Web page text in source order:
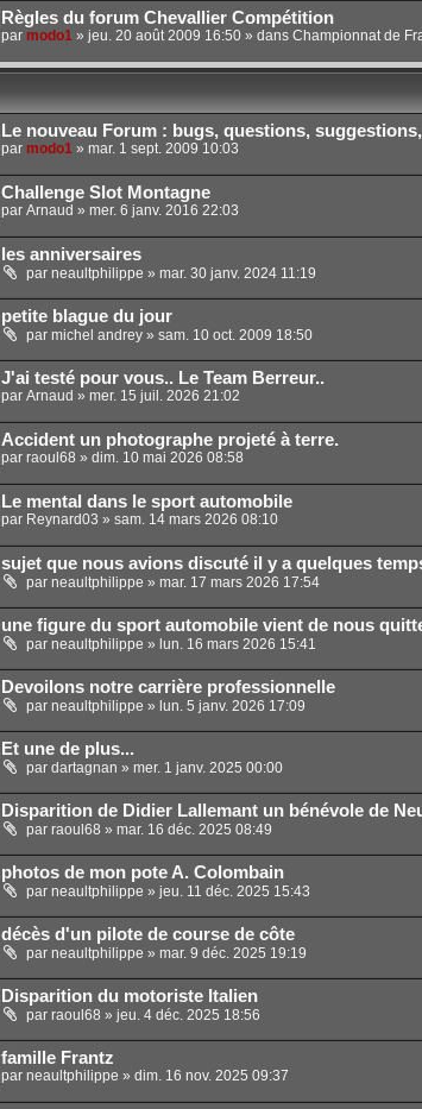
Règles du forum Chevallier Compétition
par modo1» jeu. 20 août 2009 16:50» dans Championnat de
Le nouveau Forum : bugs, questions,
par modo1» mar. 1 sept. 2009 10:03
Challenge Slot Montagne
par Arnaud » mer. 6 janv. 2016 22:03
les anniversaires
par neaultphilippe » mar. 30 janv. 2024 11:19
petite blague du jour
par michel andrey» sam. 10 oct. 2009 18:50
J'ai testé pour vous.. Le Team Berreur..
par Arnaud » mer. 15 juil. 2026 21:02
Accident un photographe projeté à terre.
par raoul68 » dim. 10 mai 2026 08:58
Le mental dans le sport automobile
par Reynard03 » sam. 14 mars 2026 08:10
sujet que nous avions discuté il y a quelques
par neaultphilippe » mar. 17 mars 2026 17:54
une figure du sport automobile vient de nous
par neaultphilippe » lun. 16 mars 2026 15:41
Devoilons notre carrière professionnelle
par neaultphilippe » lun. 5 janv. 2026 17:09
Et une de plus...
par dartagnan » mer. 1 janv. 2025 00:00
Disparition de Didier Lallemant un bénévole de
par raoul68 » mar. 16 déc. 2025 08:49
photos de mon pote A. Colombain
par neaultphilippe » jeu. 11 déc. 2025 15:43
décès d'un pilote de course de côte
par neaultphilippe » mar. 9 déc. 2025 19:19
Disparition du motoriste Italien
par raoul68 » jeu. 4 déc. 2025 18:56
famille Frantz
par neaultphilippe » dim. 16 nov. 2025 09:37